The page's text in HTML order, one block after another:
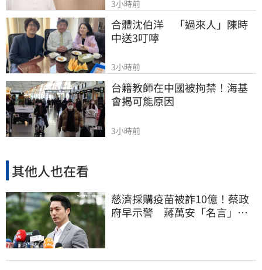
3小時前
合體沈伯洋　「過來人」陳時
中送3叮嚀
3小時前
台籍教師在中國被拘禁！海基
會揭可能原因
3小時前
其他人也在看
慈濟採購疫苗被詐10億！蔡政
府早示警 蔣萬安「名言」翻